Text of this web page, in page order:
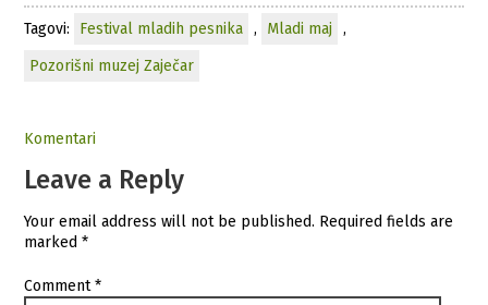
Tagovi: Festival mladih pesnika , Mladi maj
,
Pozorišni muzej Zaječar
Komentari
Leave a Reply
Your email address will not be published. Required fields are
marked*
Comment*